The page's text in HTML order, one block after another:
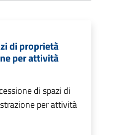
di proprietà
per attività
di spazi di
per attività